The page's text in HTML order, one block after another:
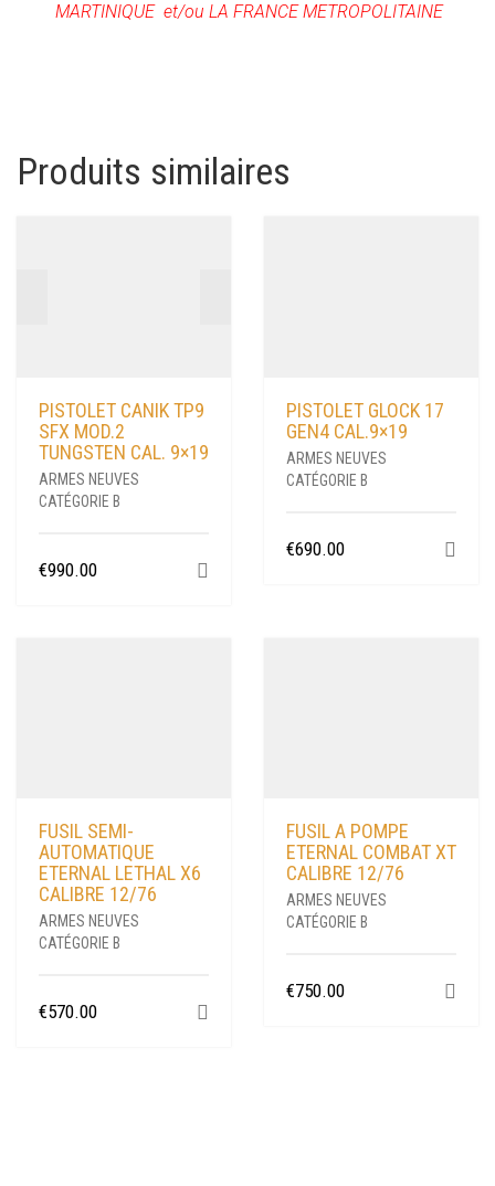
MARTINIQUE et/ou LA FRANCE METROPOLITAINE
Produits similaires
PISTOLET CANIK TP9
SFX MOD.2
TUNGSTEN CAL. 9×19
ARMES NEUVES
CATÉGORIE B
€990.00
PISTOLET GLOCK 17
GEN4 CAL.9×19
ARMES NEUVES
CATÉGORIE B
€690.00
FUSIL SEMI-
AUTOMATIQUE
ETERNAL LETHAL X6
CALIBRE 12/76
ARMES NEUVES
CATÉGORIE B
€570.00
FUSIL A POMPE
ETERNAL COMBAT XT
CALIBRE 12/76
ARMES NEUVES
CATÉGORIE B
€750.00